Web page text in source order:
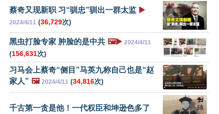
蔡奇又现新职 习“驯忠”驯出一群太监 ▶️
2024/4/11 (36,729次)
黑虫打脸专家 肿脸的是中共 🖼️▶️ 2024/4/11
(156,631次)
习马会上蔡奇“侧目”马英九称自己也是“赵
家人” 🖼️ 2024/4/11 (34,816次)
千古第一贪是他！一代权臣和坤逊色多了